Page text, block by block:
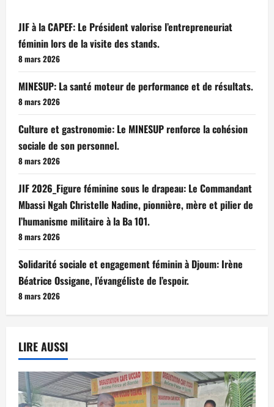
JIF à la CAPEF: Le Président valorise l’entrepreneuriat
féminin lors de la visite des stands.
8 mars 2026
MINESUP: La santé moteur de performance et de résultats.
8 mars 2026
Culture et gastronomie: Le MINESUP renforce la cohésion
sociale de son personnel.
8 mars 2026
JIF 2026_Figure féminine sous le drapeau: Le Commandant
Mbassi Ngah Christelle Nadine, pionnière, mère et pilier de
l’humanisme militaire à la Ba 101.
8 mars 2026
Solidarité sociale et engagement féminin à Djoum: Irène
Béatrice Ossigane, l’évangéliste de l’espoir.
8 mars 2026
LIRE AUSSI